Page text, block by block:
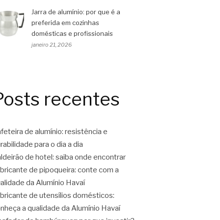
Jarra de alumínio: por que é a
preferida em cozinhas
domésticas e profissionais
janeiro 21, 2026
recentes
de alumínio: resistência e
para o dia a dia
de hotel: saiba onde encontrar
de pipoqueira: conte com a
da Alumínio Havaí
de utensílios domésticos:
a qualidade da Alumínio Havaí